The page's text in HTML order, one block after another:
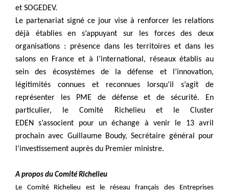
et SOGEDEV.
Le partenariat signé ce jour vise à renforcer les relations
déjà établies en s’appuyant sur les forces des deux
organisations : présence dans les territoires et dans les
salons en France et à l’international, réseaux établis au
sein des écosystèmes de la défense et l’innovation,
légitimités connues et reconnues lorsqu’il s’agit de
représenter les PME de défense et de sécurité. En
particulier, le Comité Richelieu et le Cluster
EDEN s’associent pour un échange à venir le 13 avril
prochain avec Guillaume Boudy, Secrétaire général pour
l’investissement auprès du Premier ministre.
A propos du Comité Richelieu
Le Comité Richelieu est le réseau français des Entreprises